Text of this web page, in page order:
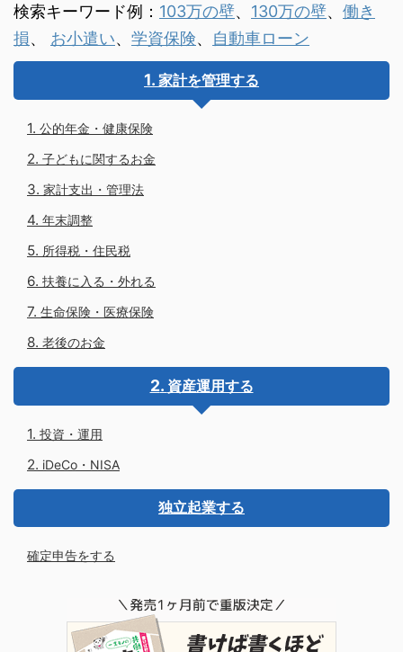
検索キーワード例： 103万の壁、 130万の壁、 働き
損、 お小遣い、 学資保険、 自動車ローン
家計を管理する
公的年金・健康保険
子どもに関するお金
家計支出・管理法
年末調整
所得税・住民税
扶養に入る・外れる
生命保険・医療保険
老後のお金
資産運用する
投資・運用
iDeCo・NISA
独立起業する
確定申告をする